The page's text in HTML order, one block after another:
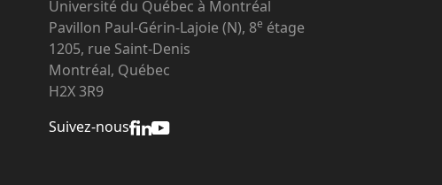
Université du Québec à Montréal
Pavillon Paul-Gérin-Lajoie (N), 8e étage
1205, rue Saint-Denis
Montréal, Québec
H2X 3R9
Suivez-nous